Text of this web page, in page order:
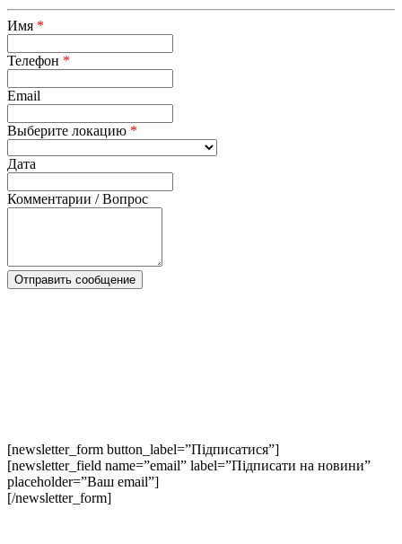
Имя *
Телефон *
Email
Выберите локацию *
Дата
Комментарии / Вопрос
[newsletter_form button_label=”Підписатися”]
[newsletter_field name=”email” label=”Підписати на новини”
placeholder=”Ваш email”]
[/newsletter_form]